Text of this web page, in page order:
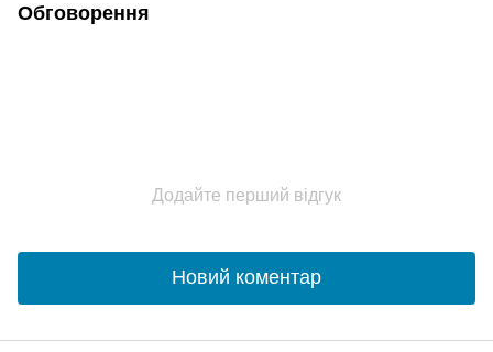
Обговорення
Додайте перший відгук
Новий коментар